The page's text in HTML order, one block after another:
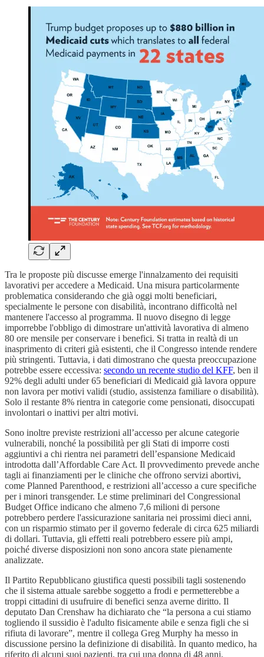
Tra le proposte più discusse emerge l'innalzamento dei requisiti
lavorativi per accedere a Medicaid. Una misura particolarmente
problematica considerando che già oggi molti beneficiari,
specialmente le persone con disabilità, incontrano difficoltà nel
mantenere l'accesso al programma. Il nuovo disegno di legge
imporrebbe l'obbligo di dimostrare un'attività lavorativa di almeno
80 ore mensile per conservare i benefici. Si tratta in realtà di un
inasprimento di criteri già esistenti, che il Congresso intende rendere
più stringenti. Tuttavia, i dati dimostrano che questa preoccupazione
potrebbe essere eccessiva: secondo un recente studio del KFF, ben il
92% degli adulti under 65 beneficiari di Medicaid già lavora oppure
non lavora per motivi validi (studio, assistenza familiare o disabilità).
Solo il restante 8% rientra in categorie come pensionati, disoccupati
involontari o inattivi per altri motivi.
Sono inoltre previste restrizioni all’accesso per alcune categorie
vulnerabili, nonché la possibilità per gli Stati di imporre costi
aggiuntivi a chi rientra nei parametri dell’espansione Medicaid
introdotta dall’Affordable Care Act. Il provvedimento prevede anche
tagli ai finanziamenti per le cliniche che offrono servizi abortivi,
come Planned Parenthood, e restrizioni all’accesso a cure specifiche
per i minori transgender. Le stime preliminari del Congressional
Budget Office indicano che almeno 7,6 milioni di persone
potrebbero perdere l'assicurazione sanitaria nei prossimi dieci anni,
con un risparmio stimato per il governo federale di circa 625 miliardi
di dollari. Tuttavia, gli effetti reali potrebbero essere più ampi,
poiché diverse disposizioni non sono ancora state pienamente
analizzate.
Il Partito Repubblicano giustifica questi possibili tagli sostenendo
che il sistema attuale sarebbe soggetto a frodi e permetterebbe a
troppi cittadini di usufruire di benefici senza averne diritto. Il
deputato Dan Crenshaw ha dichiarato che “la persona a cui stiamo
togliendo il sussidio è l'adulto fisicamente abile e senza figli che si
rifiuta di lavorare”, mentre il collega Greg Murphy ha messo in
discussione persino la definizione di disabilità. In quanto medico, ha
riferito di alcuni suoi pazienti, tra cui una donna di 48 anni,